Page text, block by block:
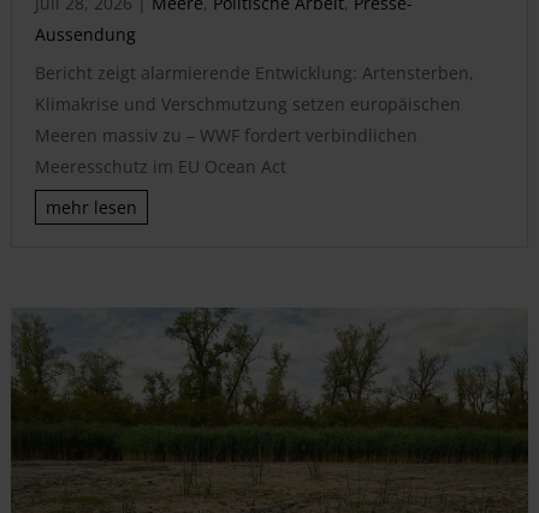
Aussendung
Bericht zeigt alarmierende Entwicklung: Artensterben,
Klimakrise und Verschmutzung setzen europäischen
Meeren massiv zu – WWF fordert verbindlichen
Meeresschutz im EU Ocean Act
mehr lesen